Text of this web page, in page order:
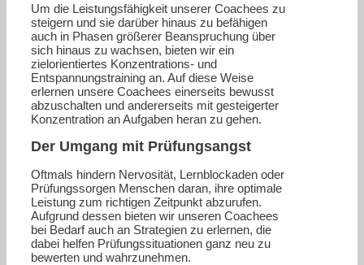
Um die Leistungsfähigkeit unserer Coachees zu
steigern und sie darüber hinaus zu befähigen
auch in Phasen größerer Beanspruchung über
sich hinaus zu wachsen, bieten wir ein
zielorientiertes Konzentrations- und
Entspannungstraining an. Auf diese Weise
erlernen unsere Coachees einerseits bewusst
abzuschalten und andererseits mit gesteigerter
Konzentration an Aufgaben heran zu gehen.
Der Umgang mit Prüfungsangst
Oftmals hindern Nervosität, Lernblockaden oder
Prüfungssorgen Menschen daran, ihre optimale
Leistung zum richtigen Zeitpunkt abzurufen.
Aufgrund dessen bieten wir unseren Coachees
bei Bedarf auch an Strategien zu erlernen, die
dabei helfen Prüfungssituationen ganz neu zu
bewerten und wahrzunehmen.